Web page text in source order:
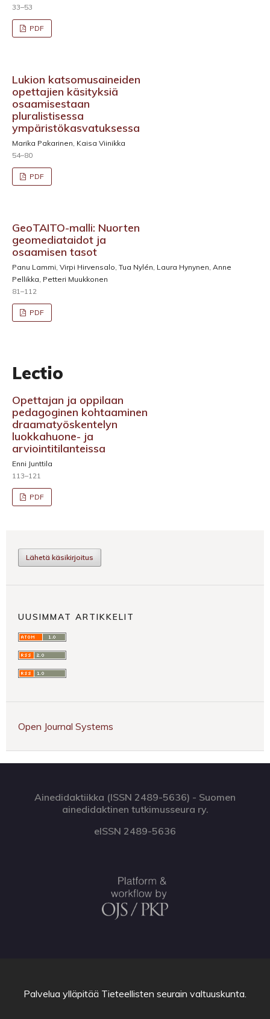
33–53
PDF
Lukion katsomusaineiden
opettajien käsityksiä
osaamisestaan
pluralistisessa
ympäristökasvatuksessa
Marika Pakarinen, Kaisa Viinikka
54–80
PDF
GeoTAITO-malli: Nuorten
geomediataidot ja
osaamisen tasot
Panu Lammi, Virpi Hirvensalo, Tua Nylén, Laura Hynynen, Anne
Pellikka, Petteri Muukkonen
81–112
PDF
Lectio
Opettajan ja oppilaan
pedagoginen kohtaaminen
draamatyöskentelyn
luokkahuone- ja
arviointitilanteissa
Enni Junttila
113–121
PDF
Lähetä käsikirjoitus
UUSIMMAT ARTIKKELIT
Open Journal Systems
Ainedidaktiikka (ISSN 2489-5636) - Suomen
ainedidaktinen tutkimusseura ry.
eISSN 2489-5636
Palvelua ylläpitää Tieteellisten seurain valtuuskunta.